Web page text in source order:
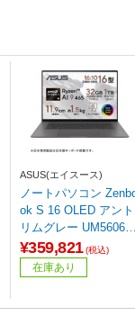
ASUS(エイスース)
ノートパソコン
ok S 16 OLED アント
リムグレー UM5606G
A-TAI9321GR ［
t+ PC /16.0型 /
s11 Home /AMD Ryze
/SSD：1TB /日本語版
¥359,821 (税込)
在庫あり